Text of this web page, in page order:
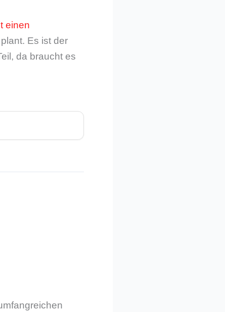
einen
Es ist der
da braucht es